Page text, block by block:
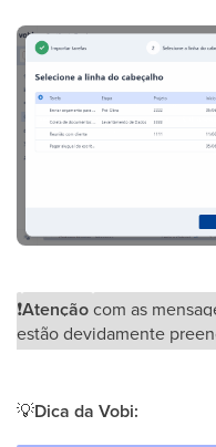
❗Atençãocom as
estão devidamente
💡Dica da Vobi: